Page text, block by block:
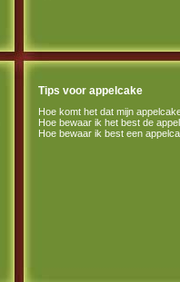
Tips voor appelcake
Hoe komt het dat mijn
Hoe bewaar ik het best de
Hoe bewaar ik best een